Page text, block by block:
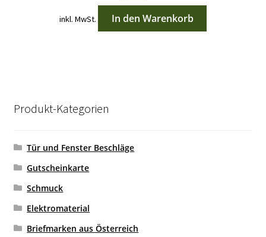
inkl. MwSt. In den Warenkorb
Produkt-Kategorien
Tür und Fenster Beschläge
Gutscheinkarte
Schmuck
Elektromaterial
Briefmarken aus Österreich